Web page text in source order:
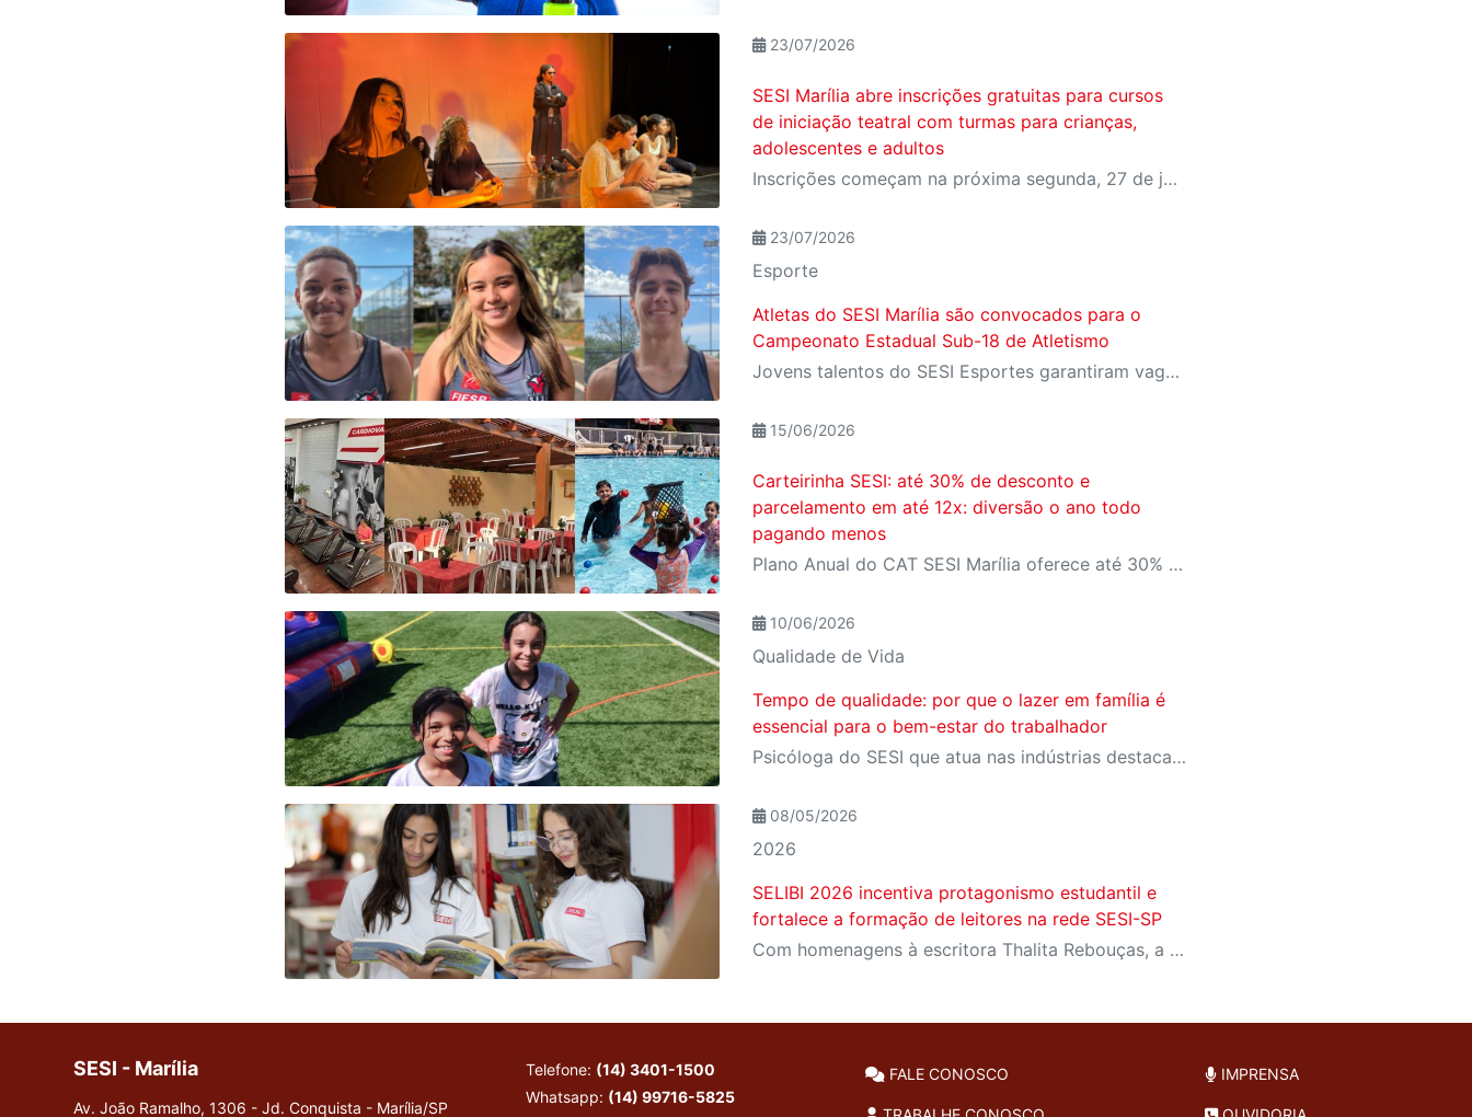
23/07/2026
SESI Marília abre inscrições gratuitas para cursos
de iniciação teatral com turmas para crianças,
adolescentes e adultos
Inscrições começam na próxima segunda, 27 de julho e devem ser realizadas presencialmente no CAT SESI Marília
23/07/2026
Esporte
Atletas do SESI Marília são convocados para o
Campeonato Estadual Sub-18 de Atletismo
Jovens talentos do SESI Esportes garantiram vaga na competição após resultados conquistados no Troféu São Paulo de Atletismo, em Araraquara
15/06/2026
Carteirinha SESI: até 30% de desconto e
parcelamento em até 12x: diversão o ano todo
pagando menos
Plano Anual do CAT SESI Marília oferece até 30% de desconto em relação aos planos mensais e a facilidade de parcelamento em até 12x no cartão
10/06/2026
Qualidade de Vida
Tempo de qualidade: por que o lazer em família é
essencial para o bem-estar do trabalhador
Psicóloga do SESI que atua nas indústrias destaca como o lazer de qualidade e o tempo em família impactam diretamente a saúde emocional e o rendimento do trabalhador
08/05/2026
2026
SELIBI 2026 incentiva protagonismo estudantil e
fortalece a formação de leitores na rede SESI-SP
Com homenagens à escritora Thalita Rebouças, a Semana do Livro e da Biblioteca promove criatividade, produção autoral e diferentes formas de expressão entre estudantes da Educação Infantil à EJA
SESI - Marília
Av. João Ramalho, 1306 - Jd. Conquista - Marília/SP
Telefone: (14) 3401-1500
Whatsapp: (14) 99716-5825
FALE CONOSCO IMPRENSA